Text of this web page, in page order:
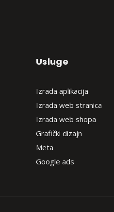
Usluge
Izrada aplikacija
Izrada web stranica
Izrada web shopa
Grafički dizajn
Meta
Google ads